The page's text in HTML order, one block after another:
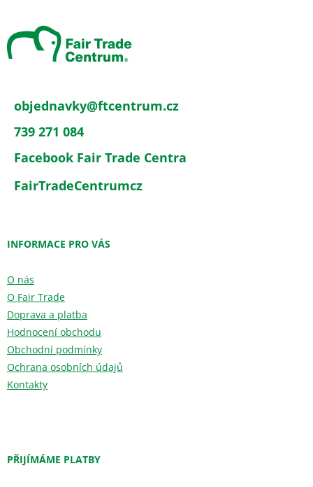
objednavky@ftcentrum.cz
739 271 084
Facebook Fair Trade Centra
FairTradeCentrumcz
INFORMACE PRO VÁS
O nás
O Fair Trade
Doprava a platba
Hodnocení obchodu
Obchodní podmínky
Ochrana osobních údajů
Kontakty
PŘIJÍMÁME PLATBY